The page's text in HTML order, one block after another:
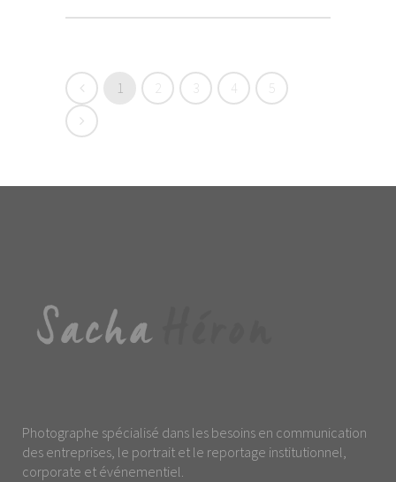
1 2 3 4 5
Photographe spécialisé dans les besoins en communication
des entreprises, le portrait et le reportage institutionnel,
corporate et événementiel.